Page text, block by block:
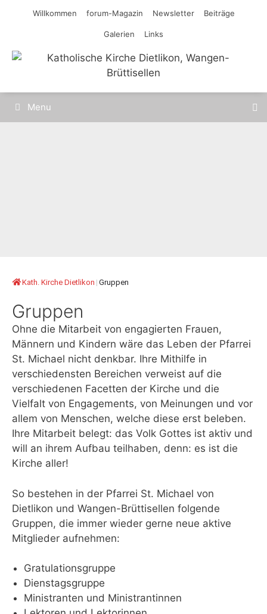
Willkommen forum-Magazin Newsletter Beiträge
Galerien Links
Menu
Kath. Kirche Dietlikon | Gruppen
Gruppen
Ohne die Mitarbeit von engagierten Frauen,
Männern und Kindern wäre das Leben der Pfarrei
St. Michael nicht denkbar. Ihre Mithilfe in
verschiedensten Bereichen verweist auf die
verschiedenen Facetten der Kirche und die
Vielfalt von Engagements, von Meinungen und vor
allem von Menschen, welche diese erst beleben.
Ihre Mitarbeit belegt: das Volk Gottes ist aktiv und
will an ihrem Aufbau teilhaben, denn: es ist die
Kirche aller!
So bestehen in der Pfarrei St. Michael von
Dietlikon und Wangen-Brüttisellen folgende
Gruppen, die immer wieder gerne neue aktive
Mitglieder aufnehmen:
Gratulationsgruppe
Dienstagsgruppe
Ministranten und Ministrantinnen